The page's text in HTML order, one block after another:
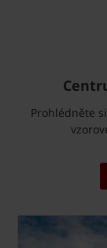
Prohlédněte